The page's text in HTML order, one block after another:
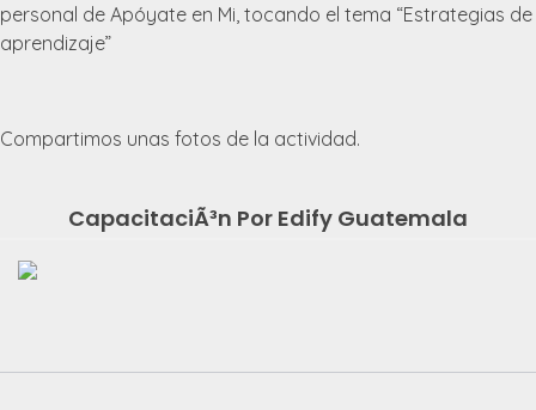
personal de Apóyate en Mi, tocando el tema “Estrategias de
aprendizaje”
Compartimos unas fotos de la actividad.
CapacitaciÃ³n Por Edify Guatemala